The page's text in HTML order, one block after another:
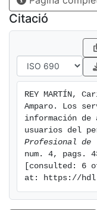
Citació
REY MARTÍN,
Amparo. Los
información
usuarios del
Profesional de
num. 4, pags.
[consulted: 6
at: https://